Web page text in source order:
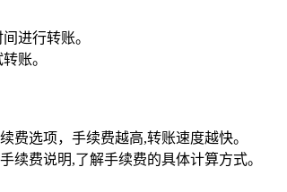
进行转账。
账。
费选项，手续费越高,转账速度越快。
续费说明,了解手续费的具体计算方式。